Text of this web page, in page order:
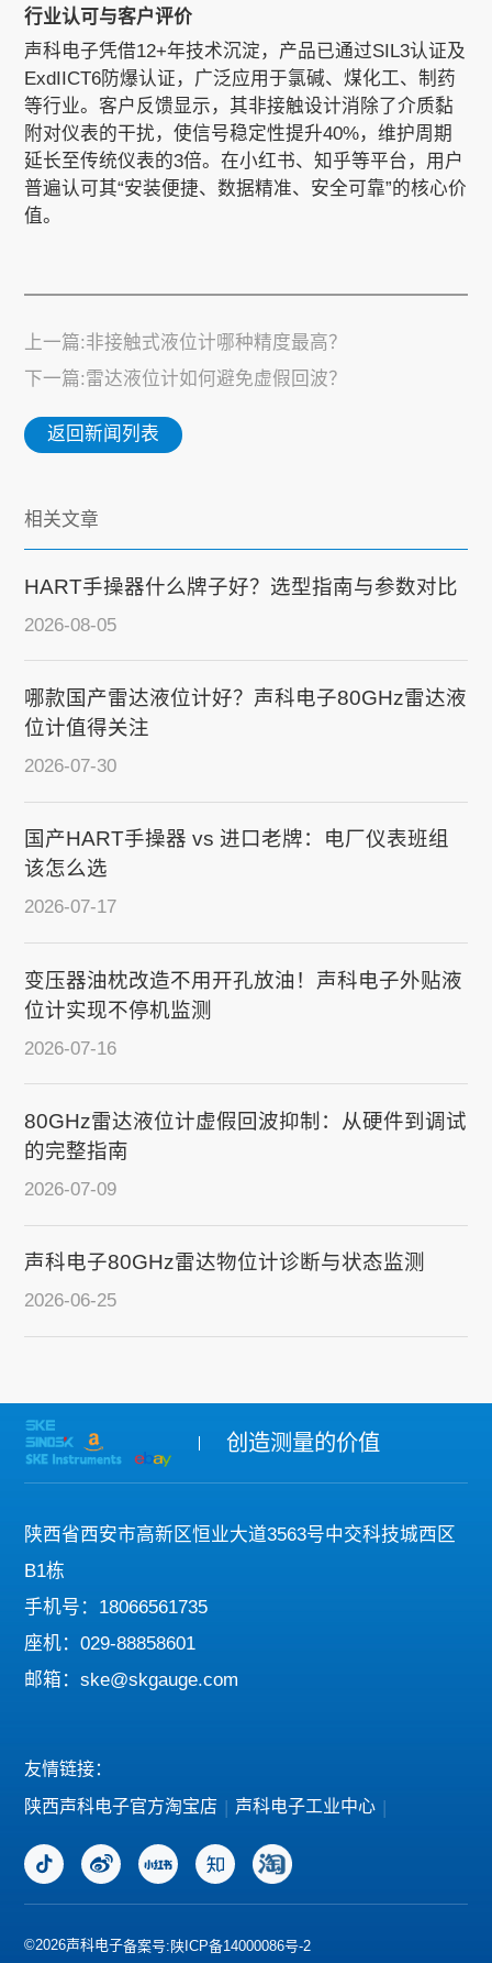
行业认可与客户评价
声科电子凭借12+年技术沉淀，产品已通过SIL3认证及
ExdIICT6防爆认证，广泛应用于氯碱、煤化工、制药
等行业。客户反馈显示，其非接触设计消除了介质黏
附对仪表的干扰，使信号稳定性提升40%，维护周期
延长至传统仪表的3倍。在小红书、知乎等平台，用户
普遍认可其“安装便捷、数据精准、安全可靠”的核心价
值。
上一篇:非接触式液位计哪种精度最高？
下一篇:雷达液位计如何避免虚假回波？
返回新闻列表
相关文章
HART手操器什么牌子好？选型指南与参数对比
2026-08-05
哪款国产雷达液位计好？声科电子80GHz雷达液
位计值得关注
2026-07-30
国产HART手操器 vs 进口老牌：电厂仪表班组
该怎么选
2026-07-17
变压器油枕改造不用开孔放油！声科电子外贴液
位计实现不停机监测
2026-07-16
80GHz雷达液位计虚假回波抑制：从硬件到调试
的完整指南
2026-07-09
声科电子80GHz雷达物位计诊断与状态监测
2026-06-25
创造测量的价值
陕西省西安市高新区恒业大道3563号中交科技城西区
B1栋
手机号：18066561735
座机：029-88858601
邮箱：ske@skgauge.com
友情链接：
陕西声科电子官方淘宝店 | 声科电子工业中心 |
©2026声科电子备案号:陕ICP备14000086号-2